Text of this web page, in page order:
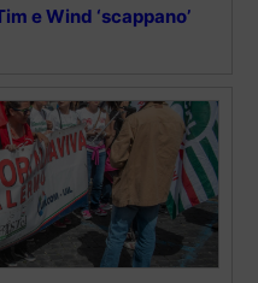
e Wind ‘scappano’